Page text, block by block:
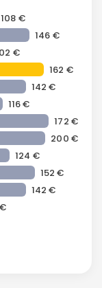
108 €
146 €
€
162 €
142 €
116 €
172 €
200 €
124 €
152 €
142 €